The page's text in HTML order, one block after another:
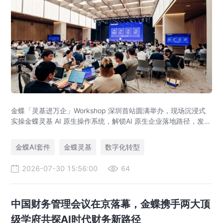
金蝶「灵基进万企」Workshop 深圳首站圆满举办，现场沉浸式
实操金蝶灵基 AI 原生操作系统，解锁AI 原生企业落地路径，发布
业完成数智化升级。
金蝶AI套件 金蝶灵基 数字化转型
2026-07-30 15:56:00 64
中国财务管理会议在京落幕，金蝶携手两大顶
级学府共探AI时代财务新路径